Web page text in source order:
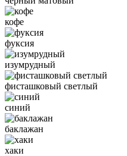
кофе
фуксия
изумрудный
фисташковый светлый
синий
баклажан
хаки